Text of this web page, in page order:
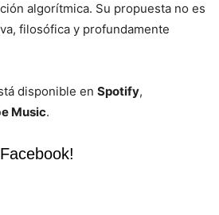
algorítmica. Su propuesta no es
filosófica y profundamente
disponible en Spotify,
Music.